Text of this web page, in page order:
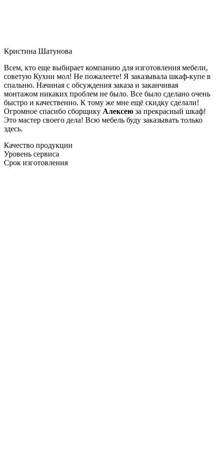
Кристина Шатунова
Всем, кто еще выбирает компанию для изготовления мебели,
советую Кухни мол! Не пожалеете! Я заказывала шкаф-купе в
спальню. Начиная с обсуждения заказа и заканчивая
монтажом никаких проблем не было. Все было сделано очень
быстро и качественно. К тому же мне ещё скидку сделали!
Огромное спасибо сборщику Алексею за прекрасный шкаф!
Это мастер своего дела! Всю мебель буду заказывать только
здесь.
Качество продукции
Уровень сервиса
Срок изготовления